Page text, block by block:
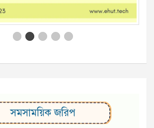
সমসাময়িক জরিপ